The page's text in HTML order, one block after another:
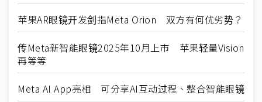
苹果AR眼镜开发剑指Meta Orion 双方有何优劣势？
传Meta新智能眼镜2025年10月上市 苹果轻量Vision
再等等
Meta AI App亮相 可分享AI互动过程、整合智能眼镜